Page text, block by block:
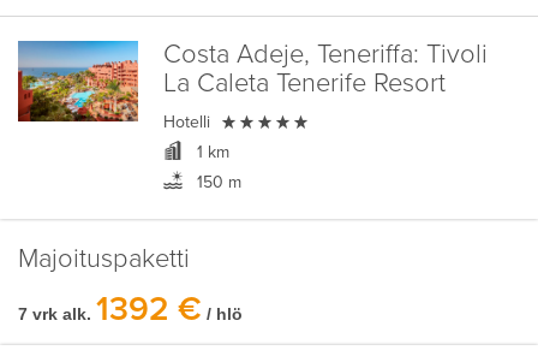
Costa Adeje, Teneriffa: Tivoli
La Caleta Tenerife Resort
Hotelli 
1 km
150 m
Majoituspaketti
7 vrk alk. 1392 € / hlö